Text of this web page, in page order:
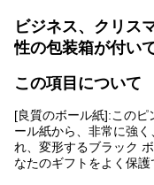
ビジネス、クリス
性の包装箱が付い
この項目について
[良質のボール紙]:この
ール紙から、非常に強
れ、変形するブラック
なたのギフトをよく保護